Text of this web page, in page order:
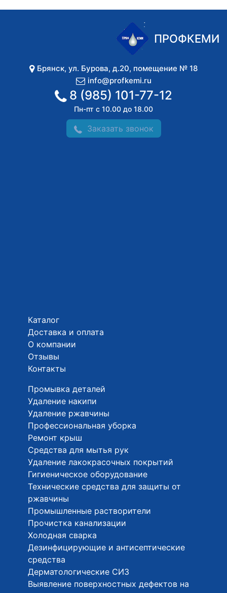
ПРОФКЕМИ
Брянск, ул. Бурова, д.20, помещение № 18
info@profkemi.ru
8 (985) 101-77-12
Пн-пт с 10.00 до 18.00
Заказать звонок
Каталог
Доставка и оплата
О компании
Отзывы
Контакты
Промывка деталей
Удаление накипи
Удаление ржавчины
Профессиональная уборка
Ремонт крыш
Средства для мытья рук
Удаление лакокрасочных покрытий
Гигиеническое оборудование
Технические средства для защиты от
ржавчины
Промышленные растворители
Прочистка канализации
Холодная сварка
Дезинфицирующие и антисептические
средства
Дерматологические СИЗ
Выявление поверхностных дефектов на